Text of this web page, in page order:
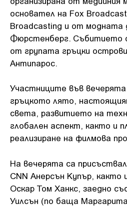
основател на Fox
Broadcasting и от модната
Фюрстенберг. Събитието
от групата гръцки
Антипарос.
Участниците във
гръцкото лято,
света, развитието на
глобален аспект, както и
реализиране на филмова
На вечерята са
CNN Анерсън Купър, както
Оскар Том Ханкс, заедно
Уилсън (по баща